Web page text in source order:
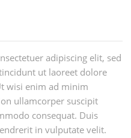
adipiscing elit, sed
ut laoreet dolore
wisi enim ad minim
ullamcorper suscipit
consequat. Duis
in vulputate velit.